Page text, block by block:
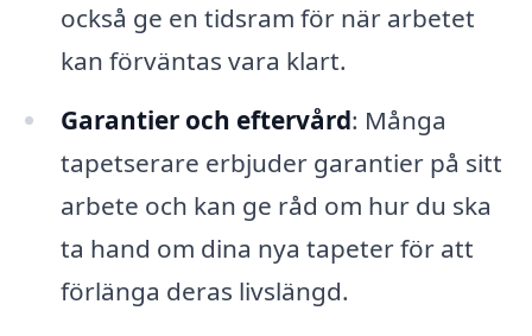
också ge en tidsram för när arbetet
kan förväntas vara klart.
Garantier och eftervård: Många
tapetserare erbjuder garantier på sitt
arbete och kan ge råd om hur du ska
ta hand om dina nya tapeter för att
förlänga deras livslängd.